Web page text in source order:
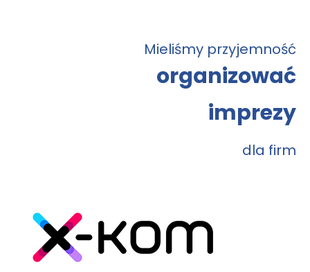
Mieliśmy przyjemność
organizować
imprezy
dla firm